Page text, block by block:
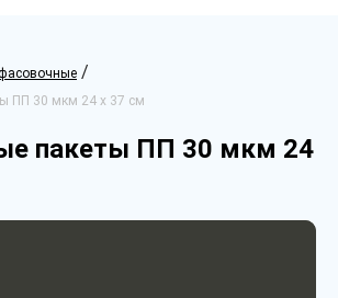
/
ПП 30 мкм 24 х 37 см
пакеты ПП 30 мкм 24